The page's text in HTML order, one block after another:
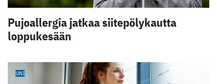
Pujoallergia jatkaa siitepölykautta
loppukesään
UNI